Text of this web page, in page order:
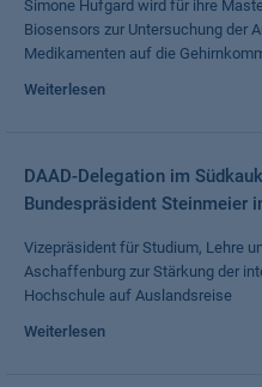
Simone Hufgard wird für ihre
Biosensors zur Untersuchung der
Medikamenten auf die
Weiterlesen
DAAD-Delegation im
Bundespräsident Steinmeier
Vizepräsident für Studium, Lehre
Aschaffenburg zur Stärkung der
Hochschule auf Auslandsreise
Weiterlesen